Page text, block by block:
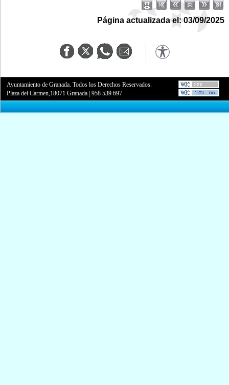
Página actualizada el: 03/09/2025
Ayuntamiento de Granada. Todos los Derechos Reservados.
Plaza del Carmen,18071 Granada |958 539 697